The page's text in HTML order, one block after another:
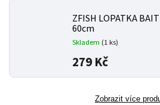
ZFISH LOPATKA
60cm
Skladem (1 ks)
279 Kč
Zobrazit více